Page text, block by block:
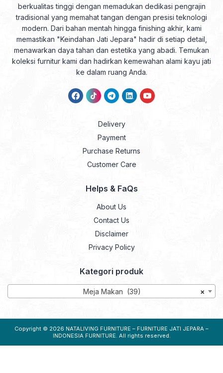
berkualitas tinggi dengan memadukan dedikasi pengrajin
tradisional yang memahat tangan dengan presisi teknologi
modern. Dari bahan mentah hingga finishing akhir, kami
memastikan "Keindahan Jati Jepara" hadir di setiap detail,
menawarkan daya tahan dan estetika yang abadi. Temukan
koleksi furnitur kami dan hadirkan kemewahan alami kayu jati
ke dalam ruang Anda.
Delivery
Payment
Purchase Returns
Customer Care
Helps & FaQs
About Us
Contact Us
Disclaimer
Privacy Policy
Kategori produk
×
Meja Makan (39)
Copyright © 2026 NATALIVING FURNITURE – FURNITURE JATI JEPARA –
INDONESIA FURNITURE. All rights reserved.